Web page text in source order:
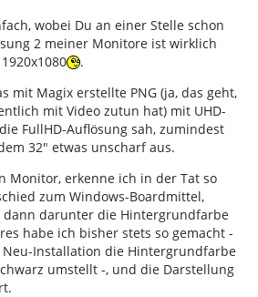
wobei Du an einer Stelle schon
2 meiner Monitore ist wirklich
.
mit Magix erstellte PNG (ja, das geht,
mit Video zutun hat) mit UHD-
FullHD-Auflösung sah, zumindest
32" etwas unscharf aus.
Monitor, erkenne ich in der Tat so
zum Windows-Boardmittel,
darunter die Hintergrundfarbe
habe ich bisher stets so gemacht -
Installation die Hintergrundfarbe
umstellt -, und die Darstellung